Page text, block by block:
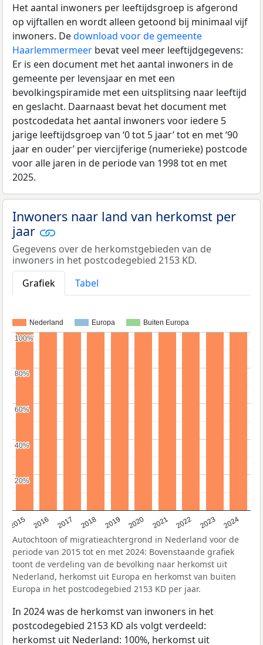
Het aantal inwoners per leeftijdsgroep is afgerond
op vijftallen en wordt alleen getoond bij minimaal vijf
inwoners. Dedownload voor de gemeente
Haarlemmermeer bevat veel meer leeftijdgegevens:
Er is een document met het aantal inwoners in de
gemeente per levensjaar en met een
bevolkingspiramide met een uitsplitsing naar leeftijd
en geslacht. Daarnaast bevat het document met
postcodedata het aantal inwoners voor iedere 5
jarige leeftijdsgroep van ‘0 tot 5 jaar’ tot en met ‘90
jaar en ouder’ per viercijferige (numerieke) postcode
voor alle jaren in de periode van 1998 tot en met
2025.
Inwoners naar land van herkomst per
jaar
Gegevens over de herkomstgebieden van de
inwoners in het postcodegebied 2153 KD.
Grafiek
Tabel
Nederland Europa Buiten Europa
2015 2016 2017 2018 2019 2020 2021 2022 2023 2024
20%
20%
40%
40%
60%
60%
80%
80%
100%
100%
Autochtoon of migratieachtergrond in Nederland voor de
periode van 2015 tot en met 2024: Bovenstaande grafiek
toont de verdeling van de bevolking naar herkomst uit
Nederland, herkomst uit Europa en herkomst van buiten
Europa in het postcodegebied 2153 KD per jaar.
In 2024 was de herkomst van inwoners in het
postcodegebied 2153 KD als volgt verdeeld:
herkomst uit Nederland: 100%, herkomst uit